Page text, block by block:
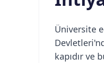
Üniversite
kapıdır ve